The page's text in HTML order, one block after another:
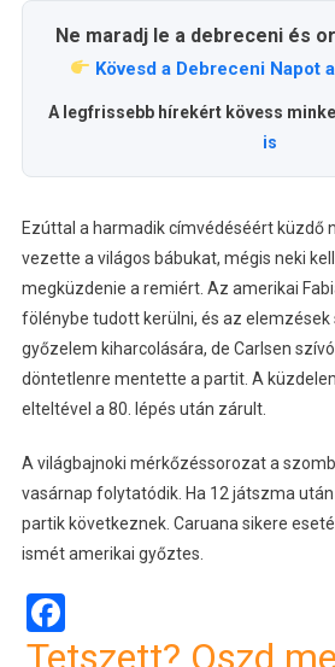
Ne maradj le a debreceni és
Kövesd a Debreceni Napot
A legfrissebb hírekért kövess
is
Ezúttal a harmadik címvédéséért küzdő
vezette a világos bábukat, mégis neki
megküzdenie a remiért. Az amerikai
fölénybe tudott kerülni, és az elemzések
győzelem kiharcolására, de Carlsen
döntetlenre mentette a partit. A
elteltével a 80. lépés után zárult.
A világbajnoki mérkőzéssorozat a
vasárnap folytatódik. Ha 12 játszma
partik következnek. Caruana sikere
ismét amerikai győztes.
Facebook
Tetszett? Oszd